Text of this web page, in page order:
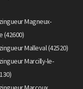
Magneux-
(42600)
Malleval (42520)
Marcilly-le-